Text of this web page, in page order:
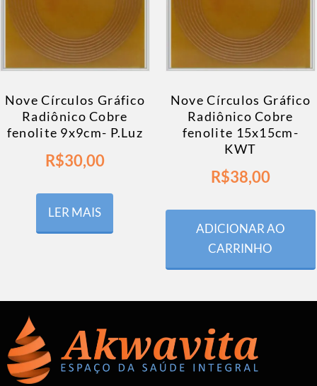
Nove Círculos Gráfico
Radiônico Cobre
fenolite 9x9cm- P.Luz
R$30,00
LER MAIS
Nove Círculos Gráfico
Radiônico Cobre
fenolite 15x15cm-
KWT
R$38,00
ADICIONAR AO
CARRINHO